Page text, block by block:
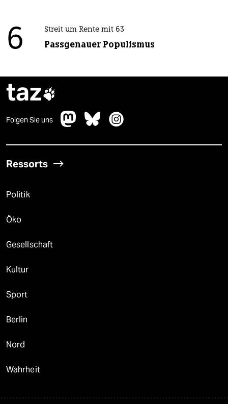
6 Streit um Rente mit 63
Passgenauer Populismus
taz
Folgen Sie uns
Ressorts
Politik
Öko
Gesellschaft
Kultur
Sport
Berlin
Nord
Wahrheit